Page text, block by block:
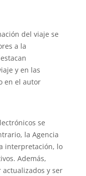
del viaje se
a la
y en las
en el autor
se
la Agencia
interpretación, lo
Además,
y ser